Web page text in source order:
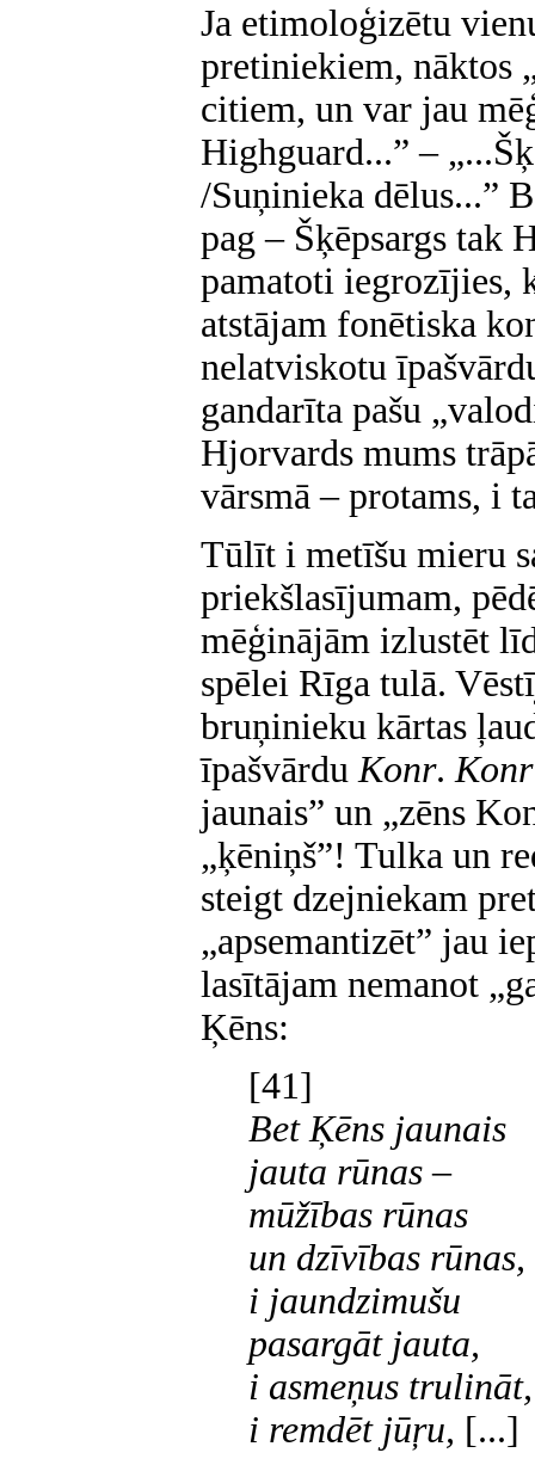
Ja etimoloģizētu
pretiniekiem, nāktos
citiem, un var jau
Highguard...” –
/Suņinieka dēlus...”
pag – Šķēpsargs tak
pamatoti iegrozījies,
atstājam fonētiska
nelatviskotu
gandarīta pašu
Hjorvards mums
vārsmā – protams, i
Tūlīt i metīšu mieru
priekšlasījumam,
mēģinājām izlustēt
spēlei Rīga tulā.
bruņinieku kārtas
īpašvārdu Konr.
jaunais” un „zēns
„ķēniņš”! Tulka un
steigt dzejniekam
„apsemantizēt” jau
lasītājam nemanot
Ķēns:
[41]
Bet Ķēns jaunais
jauta rūnas –
mūžības rūnas
un dzīvības rūnas,
i jaundzimušu
pasargāt jauta,
i asmeņus trulināt,
i remdēt jūŗu, [...]